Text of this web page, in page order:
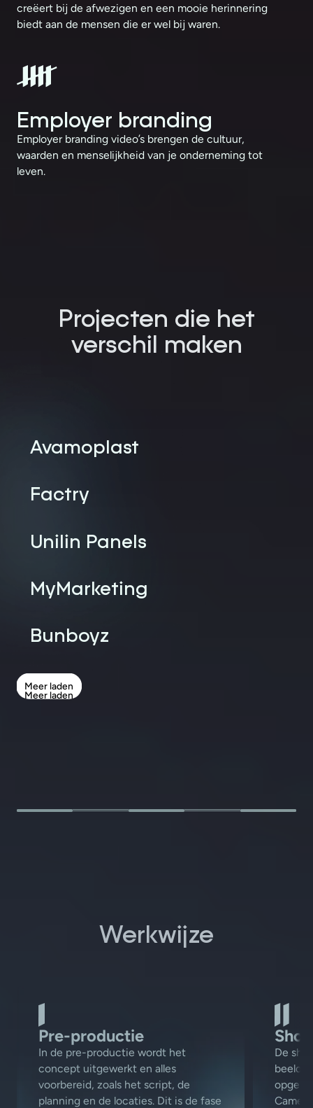
creëert bij de afwezigen en een mooie herinnering
biedt aan de mensen die er wel bij waren.
Employer branding
Employer branding video’s brengen de cultuur,
waarden en menselijkheid van je onderneming tot
leven.
Projecten die het
verschil maken
Avamoplast
Factry
Unilin Panels
MyMarketing
Bunboyz
Meer laden
Meer laden
Werkwijze
Pre-productie
In de pre-productie wordt het
concept uitgewerkt en alles
voorbereid, zoals het script, de
planning en de locaties. Dit is de fase
De